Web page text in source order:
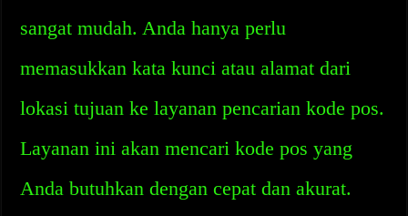
sangat mudah. Anda hanya perlu
memasukkan kata kunci atau alamat dari
lokasi tujuan ke layanan pencarian kode pos.
Layanan ini akan mencari kode pos yang
Anda butuhkan dengan cepat dan akurat.